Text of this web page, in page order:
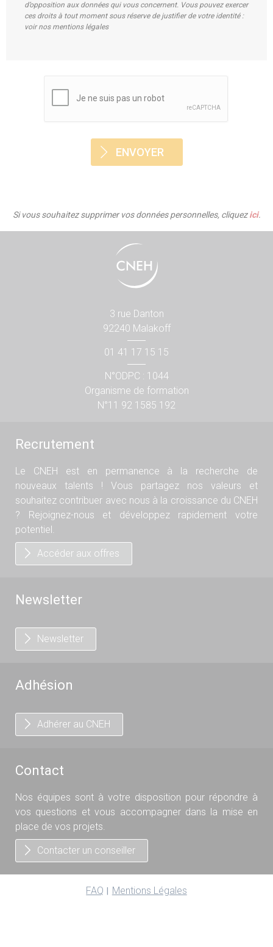
d’opposition aux données qui vous concernent. Vous pouvez exercer
ces droits à tout moment sous réserve de justifier de votre identité :
voir nos mentions légales
Si vous souhaitez supprimer vos données personnelles, cliquezici.
3 rue Danton
92240 Malakoff
01 41 17 15 15
N°ODPC : 1044
Organisme de formation
N°11 92 1585 192
Recrutement
Le CNEH est en permanence à la recherche de
nouveaux talents ! Vous partagez nos valeurs et
souhaitez contribuer avec nous à la croissance du CNEH
? Rejoignez-nous et développez rapidement votre
potentiel.
Accéder aux offres
Newsletter
Newsletter
Adhésion
Adhérer au CNEH
Contact
Nos équipes sont à votre disposition pour répondre à
vos questions et vous accompagner dans la mise en
place de vos projets.
Contacter un conseiller
FAQ Mentions Légales